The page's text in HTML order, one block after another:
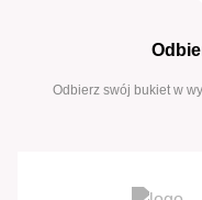
Odbierz swój bukiet w